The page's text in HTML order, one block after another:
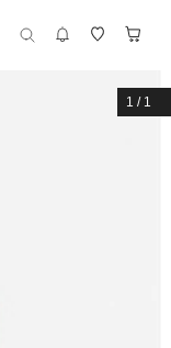
1 / 1